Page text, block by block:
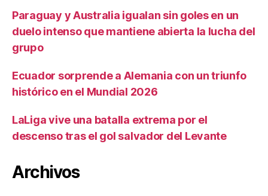
Paraguay y Australia igualan sin goles en un
duelo intenso que mantiene abierta la lucha del
grupo
Ecuador sorprende a Alemania con un triunfo
histórico en el Mundial 2026
LaLiga vive una batalla extrema por el
descenso tras el gol salvador del Levante
Archivos